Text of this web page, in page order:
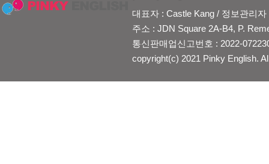
대표자 : Castle Kang / 정보관리
주소 : JDN Square 2A-B4, P.
통신판매업신고번호 : 2022-
copyright(c) 2021 Pinky English.